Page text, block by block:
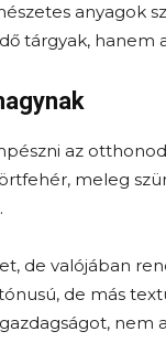
anyagok
tárgyak, hanem
az
meleg
de valójában
de más
nem